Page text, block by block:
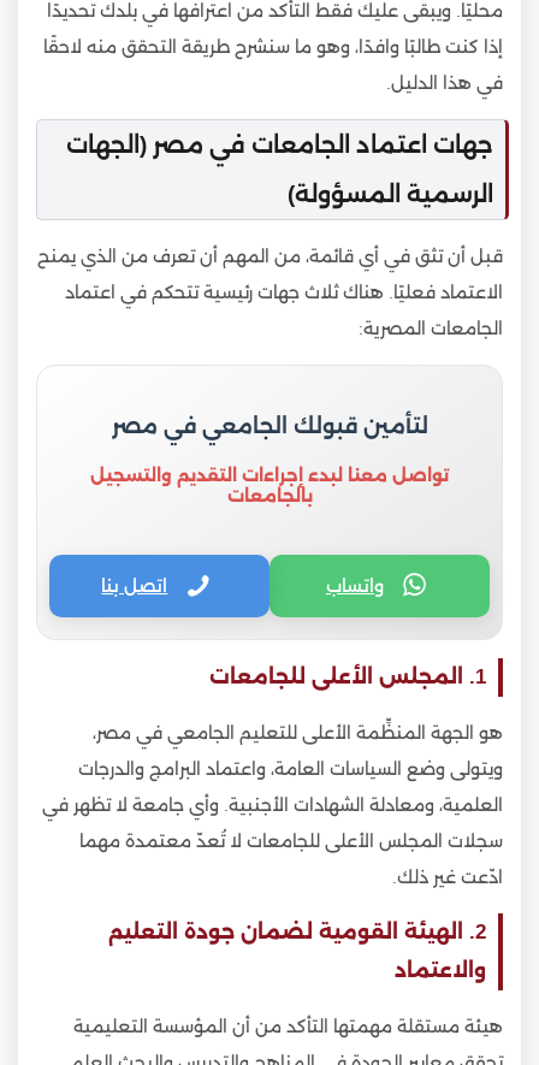
محليًا. ويبقى عليك فقط التأكد من اعترافها في بلدك تحديدًا
إذا كنت طالبًا وافدًا، وهو ما سنشرح طريقة التحقق منه لاحقًا
في هذا الدليل.
جهات اعتماد الجامعات في مصر (الجهات
الرسمية المسؤولة)
قبل أن تثق في أي قائمة، من المهم أن تعرف من الذي يمنح
الاعتماد فعليًا. هناك ثلاث جهات رئيسية تتحكم في اعتماد
الجامعات المصرية:
لتأمين قبولك الجامعي في مصر
تواصل معنا لبدء إجراءات التقديم والتسجيل
بالجامعات
واتساب اتصل بنا
1. المجلس الأعلى للجامعات
هو الجهة المنظِّمة الأعلى للتعليم الجامعي في مصر،
ويتولى وضع السياسات العامة، واعتماد البرامج والدرجات
العلمية، ومعادلة الشهادات الأجنبية. وأي جامعة لا تظهر في
سجلات المجلس الأعلى للجامعات لا تُعدّ معتمدة مهما
ادّعت غير ذلك.
2. الهيئة القومية لضمان جودة التعليم
والاعتماد
هيئة مستقلة مهمتها التأكد من أن المؤسسة التعليمية